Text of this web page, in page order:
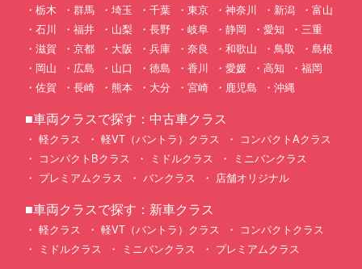
栃木
群馬 埼玉 千葉 東京 神奈川 新潟
富山
石川
福井 山梨 長野 岐阜 静岡 愛知
三重
滋賀
京都 大阪 兵庫 奈良 和歌山 鳥取
島根
岡山
広島 山口 徳島 香川 愛媛 高知
福岡
佐賀
長崎 熊本 大分 宮崎 鹿児島 沖縄
■車両クラスで探す：中古車クラス
軽クラス 軽VT（バントラ）クラス
コンパクトAクラス
コンパクトBクラス
ミドルクラス
ミニバンクラス
プレミアムクラス
バンクラス 店舗オリジナル
■車両クラスで探す：新車クラス
軽クラス 軽VT（バントラ）クラス
コンパクトクラス
ミドルクラス
ミニバンクラス プレミアムクラス